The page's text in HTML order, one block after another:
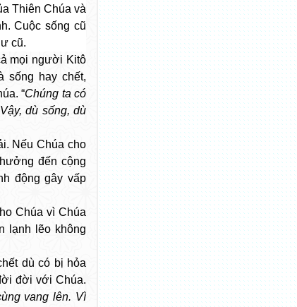
Thiên Chúa và
Cuộc sống cũ
cũ.
mọi người Kitô
sống hay chết,
“Chúng ta có
dù sống, dù
Nếu Chúa cho
đến cộng
động gây vấp
Chúa vì Chúa
lạnh lẽo không
dù có bị hỏa
đời với Chúa.
vang lên. Vì